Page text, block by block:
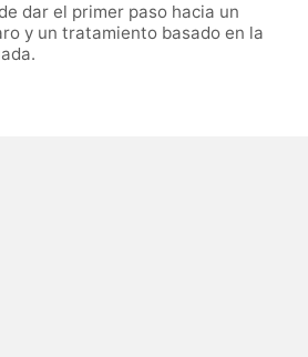
dar el primer paso hacia un
y un tratamiento basado en la